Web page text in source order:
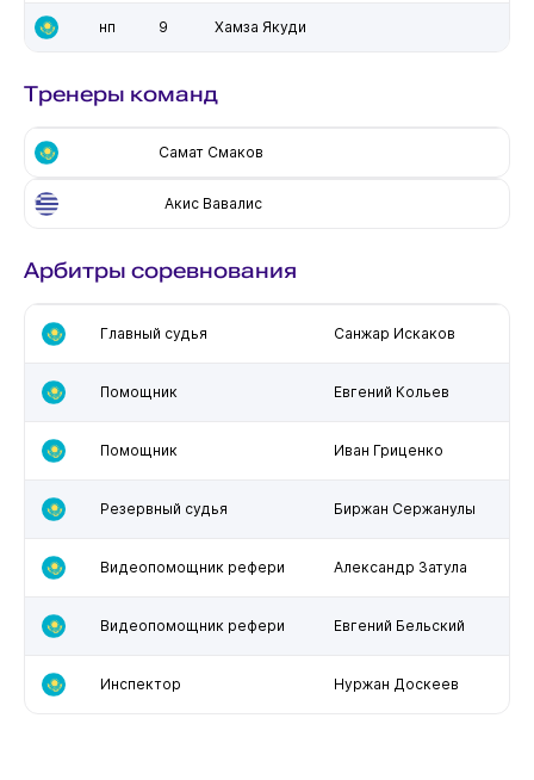
нп 9 Хамза Якуди
Тренеры команд
Самат Смаков
Акис Вавалис
Арбитры соревнования
Главный судья Санжар Искаков
Помощник Евгений Кольев
Помощник Иван Гриценко
Резервный судья Биржан Сержанулы
Видеопомощник рефери Александр Затула
Видеопомощник рефери Евгений Бельский
Инспектор Нуржан Доскеев